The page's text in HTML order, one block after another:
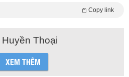
Copy link
Thoại
XEM THÊM